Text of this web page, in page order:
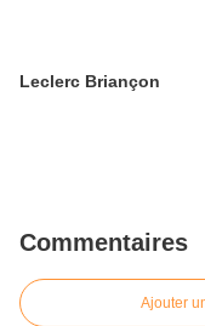
Leclerc Briançon
Commentaires
Ajouter